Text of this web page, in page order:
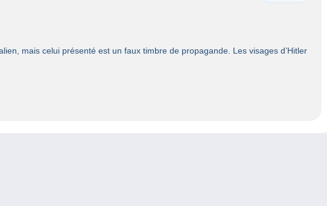
mais celui présenté est un faux timbre de propagande. Les visages d’Hitler